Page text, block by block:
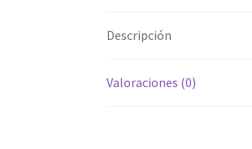
Descripción
Valoraciones (0)